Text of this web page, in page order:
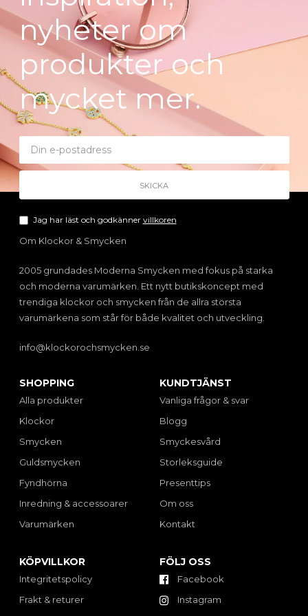
nyheter om
produkter och
mycket mer.
Jag har läst och godkänner villkoren
Om Klockor & Smycken
2005 grundades Moderna Smycken med fokus på starka
och moderna varumärken. Ett nytt butikskoncept med
trendiga klockor och smycken från de allra största
varumärkena som står för både kvalitet och utveckling.
info@klockorochsmycken.se
SHOPPING
Alla produkter
Klockor
Smycken
Guldsmycken
Fyndhörna
Inredning & accessoarer
Varumärken
KUNDTJÄNST
Vanliga frågor & svar
Blogg
Smyckesvård
Storleksguide
Presenttips
Om oss
Kontakt
KÖPVILLKOR
Integritetspolicy
Frakt & returer
FÖLJ OSS
Facebook
Instagram